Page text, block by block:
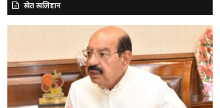
खेत खलिहान